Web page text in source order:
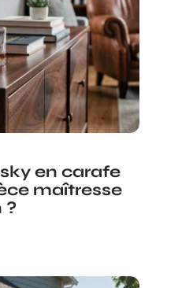
en carafe
maîtresse
?